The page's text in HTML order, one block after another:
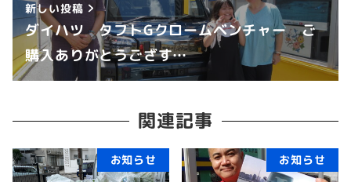
新しい投稿
ダイハツ タフトGクロームベンチャー ご
購入ありがとうござす…
関連記事
お知らせ お知らせ